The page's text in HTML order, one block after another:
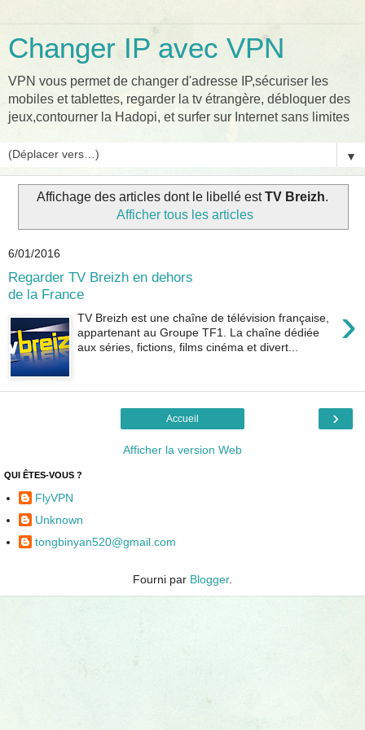
Changer IP avec VPN
VPN vous permet de changer d'adresse IP,sécuriser les
mobiles et tablettes, regarder la tv étrangère, débloquer des
jeux,contourner la Hadopi, et surfer sur Internet sans limites
▼
Affichage des articles dont le libellé estTV Breizh.
Afficher tous les articles
6/01/2016
Regarder TV Breizh en dehors
de la France
›
TV Breizh est une chaîne de télévision française,
appartenant au Groupe TF1. La chaîne dédiée
aux séries, fictions, films cinéma et divert...
›
Accueil
Afficher la version Web
QUI ÊTES-VOUS ?
FlyVPN
Unknown
tongbinyan520@gmail.com
Fourni par Blogger.